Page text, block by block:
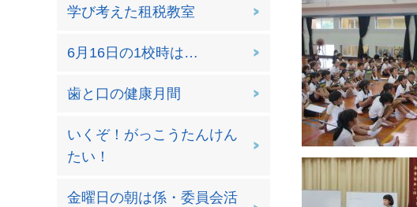
学び考えた租税教室
6月16日の1校時は…
歯と口の健康月間
いくぞ！がっこうたんけん
たい！
金曜日の朝は係・委員会活